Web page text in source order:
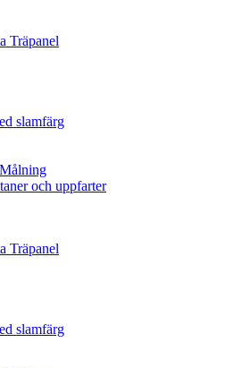
Träpanel
slamfärg
och uppfarter
Träpanel
slamfärg